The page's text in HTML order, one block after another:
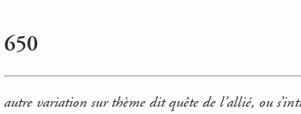
650
autre variation sur thème dit quête de l’allié, ou